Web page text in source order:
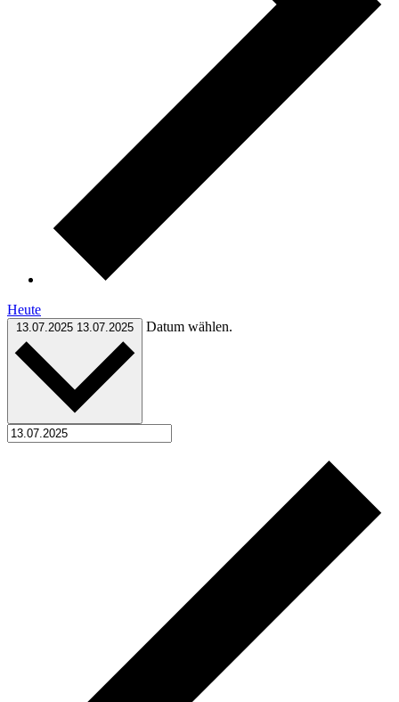
Heute
13.07.2025 13.07.2025 Datum wählen.